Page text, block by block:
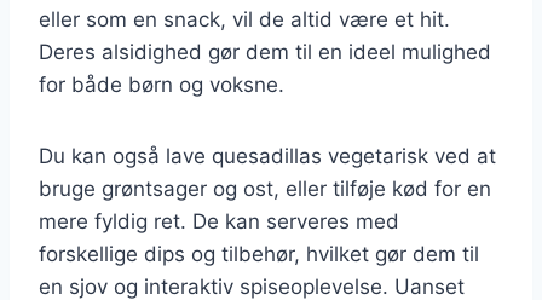
eller som en snack, vil de altid være et hit.
Deres alsidighed gør dem til en ideel mulighed
for både børn og voksne.
Du kan også lave quesadillas vegetarisk ved at
bruge grøntsager og ost, eller tilføje kød for en
mere fyldig ret. De kan serveres med
forskellige dips og tilbehør, hvilket gør dem til
en sjov og interaktiv spiseoplevelse. Uanset